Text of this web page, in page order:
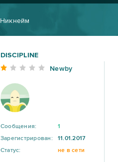
Никнейм
DISCIPLINE
Newby
Сообщения:
1
Зарегистрирован:
11.01.2017
Статус:
не в сети